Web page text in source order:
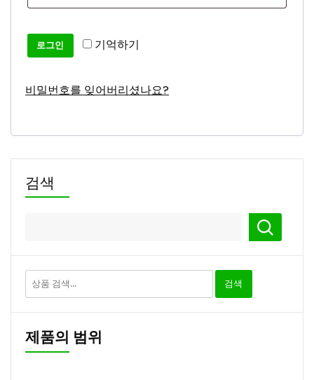
목 기억하기
로그인
비밀번호를 잊어버리셨나요?
검색
검
색:
검색
제품의 범위